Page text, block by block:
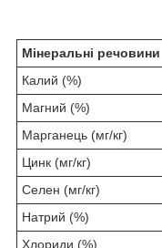
Мінеральні речовини
Калий (%)
Магний (%)
Марганець (мг/кг)
Цинк (мг/кг)
Ceлeн (мг/кг)
Натрий (%)
Хлориди (%)